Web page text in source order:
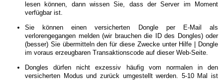
lesen können, dann wissen Sie, dass der Server im Moment
verfügbar ist.
Sie können einen versicherten Dongle per E-Mail als
verlorengegangen melden (wir brauchen die ID des Dongles) oder
(besser) Sie übermitteln den für diese Zwecke unter Hilfe | Dongle
im voraus erzeugbaren Transaktionscode auf dieser Web-Seite.
Dongles dürfen nicht exzessiv häufig vom normalen in den
versicherten Modus und zurück umgestellt werden. 5-10 Mal ist